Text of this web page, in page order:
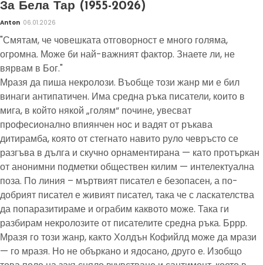
За Бела Тар (1955-2026)
Anton 06.01.2026
"Смятам, че човешката отговорност е много голяма,
огромна. Може би най-важният фактор. Знаете ли, не
вярвам в Бог."
Мразя да пиша некролози. Въобще този жанр ми е бил
винаги антипатичен. Има средна ръка писатели, които в
мига, в който някой „голям“ почине, увесват
професионално впиянчен нос и вадят от ръкава
дитирамба, която от стегнато навито руло чевръсто се
разгъва в дълга и скучно орнаментирана — като протъркан
от анонимни подметки обществен килим — интелектуална
поза. По линия – мъртвият писател е безопасен, а по-
добрият писател е живият писател, така че с ласкателства
да попаразитираме и ограбим каквото може. Така ги
разбирам некролозите от писателите средна ръка. Бррр.
Мразя го този жанр, както Холдън Кофийлд може да мрази
— го мразя. Но не объркано и ядосано, друго е. Изобщо